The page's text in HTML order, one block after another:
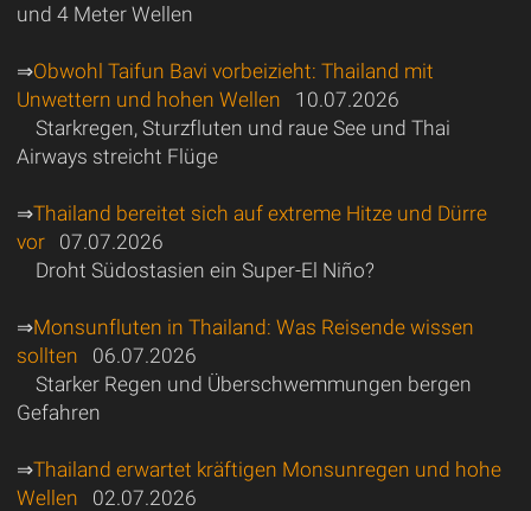
und 4 Meter Wellen
⇒Obwohl Taifun Bavi vorbeizieht: Thailand mit
Unwettern und hohen Wellen 10.07.2026
Starkregen, Sturzfluten und raue See und Thai
Airways streicht Flüge
⇒Thailand bereitet sich auf extreme Hitze und Dürre
vor07.07.2026
Droht Südostasien ein Super-El Niño?
⇒Monsunfluten in Thailand: Was Reisende wissen
sollten 06.07.2026
Starker Regen und Überschwemmungen bergen
Gefahren
⇒Thailand erwartet kräftigen Monsunregen und hohe
Wellen 02.07.2026